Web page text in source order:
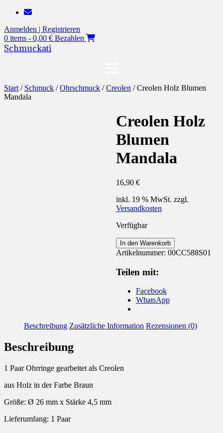
Zum
springen
Anmelden | Registrieren
0 items - 0,00 € Bezahlen
Schmuckati
Start / Schmuck /Ohrschmuck /Creolen / Creolen Holz Blumen
Mandala
Creolen Holz
Blumen
Mandala
16,90 €
inkl. 19 % MwSt. zzgl.
Versandkosten
Verfügbar
Creolen
Holz
Mandala
Menge
In den Warenkorb
Artikelnummer: 00CC588S01
Teilen mit:
Facebook
WhatsApp
Beschreibung Zusätzliche Information Rezensionen (0)
Beschreibung
1 Paar Ohrringe gearbeitet als Creolen
aus Holz in der Farbe Braun
Größe: Ø 26 mm x Stärke 4,5 mm
Lieferumfang: 1 Paar